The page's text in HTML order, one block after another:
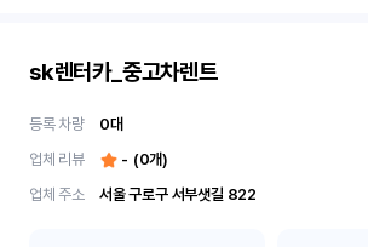
sk렌터카_중고차렌트
등록 차량 0대
업체 리뷰
- (0개)
업체 주소
서울 구로구 서부샛길 822